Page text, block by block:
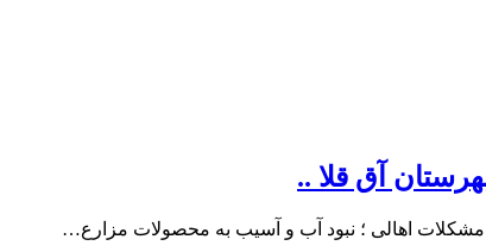
آق قلا ..
اهالی ؛ نبود آب و آسیب به محصولات مزارع…